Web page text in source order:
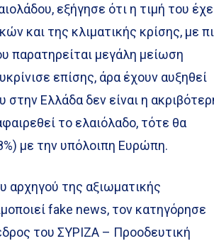
εξήγησε ότι η τιμή του
και της κλιματικής κρίσης, με
παρατηρείται μεγάλη μείωση
επίσης, άρα έχουν αυξηθεί
στην Ελλάδα δεν είναι η
το ελαιόλαδο, τότε θα
με την υπόλοιπη Ευρώπη.
αρχηγού της αξιωματικής
fake news, τον κατηγόρησε
του ΣΥΡΙΖΑ – Προοδευτική